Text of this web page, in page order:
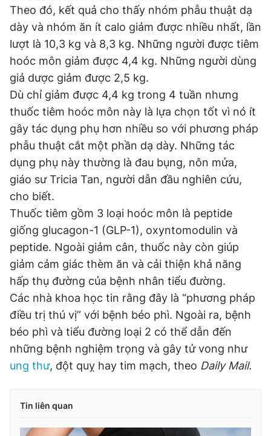
Theo đó, kết quả cho thấy nhóm phẫu thuật dạ
dày và nhóm ăn ít calo giảm được nhiều nhất, lần
lượt là 10,3 kg và 8,3 kg. Những người được tiêm
hoóc môn giảm được 4,4 kg. Những người dùng
giả dược giảm được 2,5 kg.
Dù chỉ giảm được 4,4 kg trong 4 tuần nhưng
thuốc tiêm hoóc môn này là lựa chọn tốt vì nó ít
gây tác dụng phụ hơn nhiều so với phương pháp
phẫu thuật cắt một phần dạ dày. Những tác
dụng phụ này thường là đau bụng, nôn mửa,
giáo sư Tricia Tan, người dẫn đầu nghiên cứu,
cho biết.
Thuốc tiêm gồm 3 loại hoóc môn là peptide
giống glucagon-1 (GLP-1), oxyntomodulin và
peptide. Ngoài giảm cân, thuốc này còn giúp
giảm cảm giác thèm ăn và cải thiện khả năng
hấp thụ đường của bệnh nhân tiểu đường.
Các nhà khoa học tin rằng đây là “phương pháp
điều trị thú vị” với bệnh béo phì. Ngoài ra, bệnh
béo phì và tiểu đường loại 2 có thể dẫn đến
những bệnh nghiệm trọng và gây tử vong như
ung thư, đột quỵ hay tim mạch, theo Daily Mail.
Tin liên quan